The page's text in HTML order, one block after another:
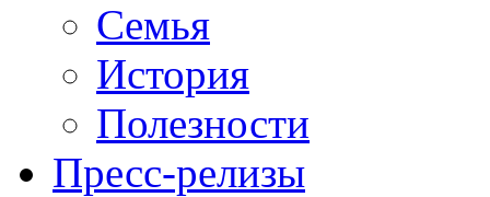
Семья
История
Полезности
Пресс-релизы